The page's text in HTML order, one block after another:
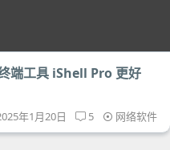
端工具 iShell Pro 更好
年1月20日 5 网络软件